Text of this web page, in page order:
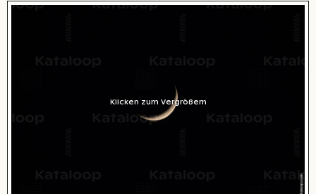
Klicken zum Vergrößern